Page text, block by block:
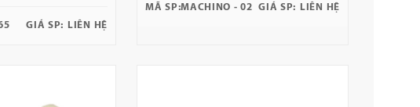
GIÁ SP: LIÊN HỆ
MÃ SP:MACHINO - 02 GIÁ SP: LIÊN HỆ